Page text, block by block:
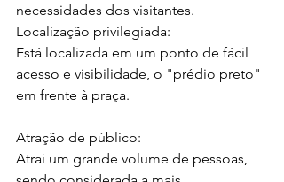
necessidades dos visitantes.
Localização privilegiada:
Está localizada em um ponto de fácil
acesso e visibilidade, o "prédio preto"
em frente à praça.
Atração de público:
Atrai um grande volume de pessoas,